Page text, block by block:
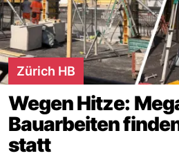
Zürich HB
Wegen Hitze:
Bauarbeiten
statt